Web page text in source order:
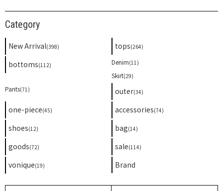
Category
New Arrival(398) tops(264)
bottoms(112) Denim(11)
Skirt(29)
Pants(71) outer(34)
one-piece(45) accessories(74)
shoes(12) bag(14)
goods(72) sale(114)
vonique(19) Brand